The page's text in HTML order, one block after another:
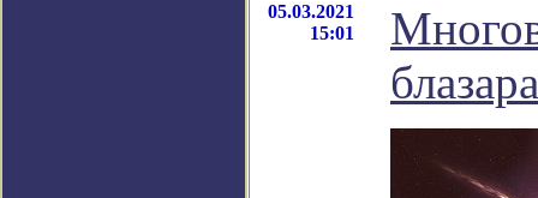
05.03.2021
15:01